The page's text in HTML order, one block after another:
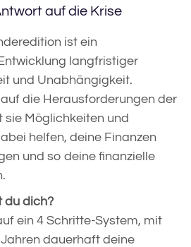
auf die Krise
ist ein
langfristiger
und Unabhängigkeit.
die Herausforderungen der
sie Möglichkeiten und
helfen, deine Finanzen
und so deine finanzielle
du dich?
ein 4 Schritte-System, mit
dauerhaft deine